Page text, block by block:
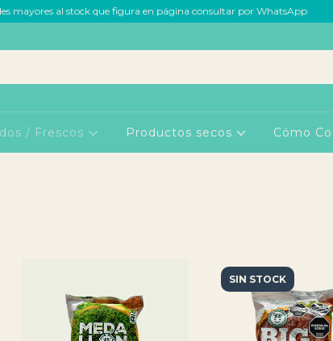
mayores al stock que figura en página consultar por WhatsApp
/ Frescos Productos secos Cómo
SIN STOCK